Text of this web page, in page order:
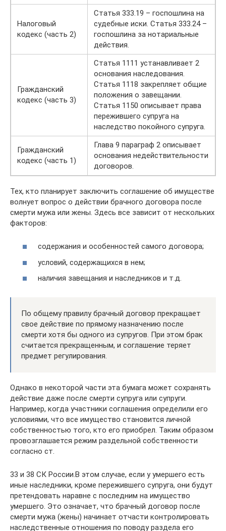
Налоговый
кодекс (часть 2)
Статья 333.19 – госпошлина на
судебные иски. Статья 333.24 –
госпошлина за нотариальные
действия.
Гражданский
кодекс (часть 3)
Статья 1111 устанавливает 2
основания наследования.
Статья 1118 закрепляет общие
положения о завещании.
Статья 1150 описывает права
пережившего супруга на
наследство покойного супруга.
Гражданский
кодекс (часть 1)
Глава 9 параграф 2 описывает
основания недействительности
договоров.
Тех, кто планирует заключить соглашение об имуществе
волнует вопрос о действии брачного договора после
смерти мужа или жены. Здесь все зависит от нескольких
факторов:
содержания и особенностей самого договора;
условий, содержащихся в нем;
наличия завещания и наследников и т.д.
По общему правилу брачный договор прекращает
свое действие по прямому назначению после
смерти хотя бы одного из супругов. При этом брак
считается прекращенным, и соглашение теряет
предмет регулирования.
Однако в некоторой части эта бумага может сохранять
действие даже после смерти супруга или супруги.
Например, когда участники соглашения определили его
условиями, что все имущество становится личной
собственностью того, кто его приобрел. Таким образом
провозглашается режим раздельной собственности
согласно ст.
33 и 38 СК России.В этом случае, если у умершего есть
иные наследники, кроме пережившего супруга, они будут
претендовать наравне с последним на имущество
умершего. Это означает, что брачный договор после
смерти мужа (жены) начинает отчасти контролировать
наследственные отношения по поводу раздела его